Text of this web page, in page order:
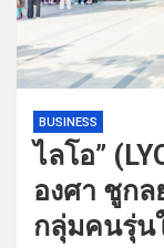
BUSINESS
ไลโอ”
องศา ชูก
กลุ่มคนรุ่น